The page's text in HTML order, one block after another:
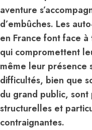
aventure
d’embûches. Les
en France font face
qui compromettent
même leur présence
difficultés, bien que
du grand public,
structurelles et
contraignantes.